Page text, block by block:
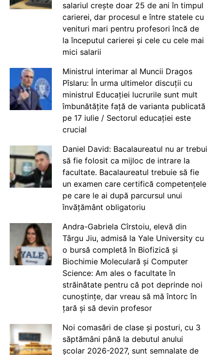
salariul crește doar 25 de ani în timpul
carierei, dar procesul e între statele cu
venituri mari pentru profesori încă de
la începutul carierei și cele cu cele mai
mici salarii
Ministrul interimar al Muncii Dragos
Pîslaru: În urma ultimelor discuții cu
ministrul Educației lucrurile sunt mult
îmbunătățite față de varianta publicată
pe 17 iulie / Sectorul educației este
crucial
Daniel David: Bacalaureatul nu ar trebui
să fie folosit ca mijloc de intrare la
facultate. Bacalaureatul trebuie să fie
un examen care certifică competențele
pe care le ai după parcursul unui
învățământ obligatoriu
Andra-Gabriela Cîrstoiu, elevă din
Târgu Jiu, admisă la Yale University cu
o bursă completă în Biofizică și
Biochimie Moleculară și Computer
Science: Am ales o facultate în
străinătate pentru că pot deprinde noi
cunoștințe, dar vreau să mă întorc în
țară și să devin profesor
Noi comasări de clase și posturi, cu 3
săptămâni până la debutul anului
școlar 2026-2027, sunt semnalate de